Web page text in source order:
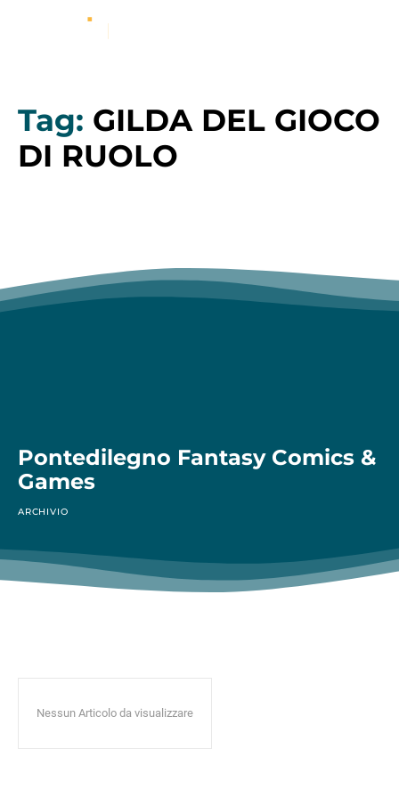
Tag: GILDA DEL GIOCO
DI RUOLO
Pontedilegno Fantasy Comics &
Games
ARCHIVIO
Nessun Articolo da visualizzare